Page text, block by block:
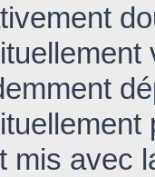
mis avec